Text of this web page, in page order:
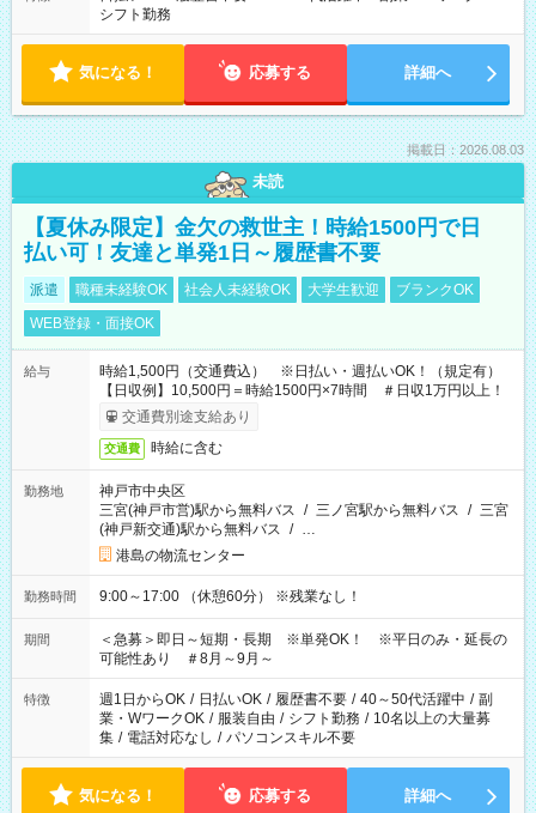
シフト勤務
気になる！ 応募する 詳細へ
掲載日：2026.08.03
未読
【夏休み限定】金欠の救世主！時給1500円で日
払い可！友達と単発1日～履歴書不要
派遣 職種未経験OK 社会人未経験OK 大学生歓迎
ブランクOK
WEB登録・面接OK
給与
時給1,500円（交通費込） ※日払い・週払いOK！（規定有）
【日収例】10,500円＝時給1500円×7時間 ＃日収1万円以上！
交通費別途支給あり
交通費 時給に含む
勤務地
神戸市中央区
三宮(神戸市営)駅から無料バス / 三ノ宮駅から無料バス / 三宮
(神戸新交通)駅から無料バス / …
港島の物流センター
勤務時間 9:00～17:00 （休憩60分） ※残業なし！
期間
＜急募＞即日～短期・長期 ※単発OK！ ※平日のみ・延長の
可能性あり ＃8月～9月～
特徴 週1日からOK / 日払いOK / 履歴書不要 / 40～50代活躍中 / 副
業・WワークOK / 服装自由 / シフト勤務 / 10名以上の大量募
集 / 電話対応なし / パソコンスキル不要
気になる！ 応募する 詳細へ